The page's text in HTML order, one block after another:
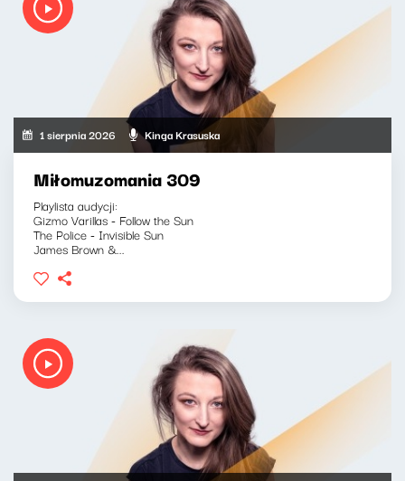
1 sierpnia 2026 Kinga Krasuska
Miłomuzomania 309
Playlista audycji:
Gizmo Varillas - Follow the Sun
The Police - Invisible Sun
James Brown &...